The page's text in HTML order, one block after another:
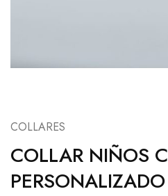
COLLARES
COLLAR NIÑOS